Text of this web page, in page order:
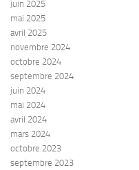
juin 2025
mai 2025
avril 2025
novembre 2024
octobre 2024
septembre 2024
juin 2024
mai 2024
avril 2024
mars 2024
octobre 2023
septembre 2023